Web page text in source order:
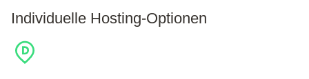
Individuelle Hosting-Optionen